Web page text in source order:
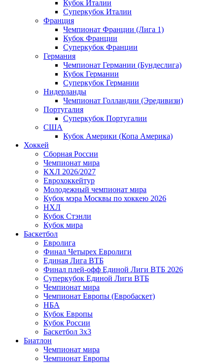
Кубок Италии
Суперкубок Италии
Франция
Чемпионат Франции (Лига 1)
Кубок Франции
Суперкубок Франции
Германия
Чемпионат Германии (Бундеслига)
Кубок Германии
Суперкубок Германии
Нидерланды
Чемпионат Голландии (Эредивизи)
Португалия
Суперкубок Португалии
США
Кубок Америки (Копа Америка)
Хоккей
Сборная России
Чемпионат мира
КХЛ 2026/2027
Еврохоккейтур
Молодежный чемпионат мира
Кубок мэра Москвы по хоккею 2026
НХЛ
Кубок Стэнли
Кубок мира
Баскетбол
Евролига
Финал Четырех Евролиги
Единая Лига ВТБ
Финал плей-офф Единой Лиги ВТБ 2026
Суперкубок Единой Лиги ВТБ
Чемпионат мира
Чемпионат Европы (Евробаскет)
НБА
Кубок Европы
Кубок России
Баскетбол 3х3
Биатлон
Чемпионат мира
Чемпионат Европы